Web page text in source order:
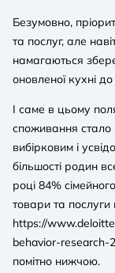
Безумовно,
та послуг, але
намагаються
оновленої кухні
І саме в цьому
споживання стало
вибірковим і
більшості родин
році 84%
товари та послуги
https://
behavior-research-
помітно нижчою.